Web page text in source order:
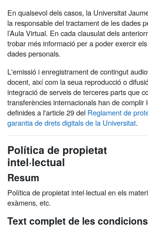
En qualsevol dels casos, la Universitat
la responsable del tractament de les dades
l’Aula Virtual. En cada clausulat dels
trobar més informació per a poder exercir
dades personals.
L'emissió i enregistrament de contingut
docent, així com la seua reproducció o
integració de serveis de terceres parts que
transferències internacionals han de complir
definides a l'article 29 del Reglament de
garantia de drets digitals de la Universitat.
Política de propietat
intel·lectual
Resum
Política de propietat intel·lectual en els
exàmens, etc.
Text complet de les